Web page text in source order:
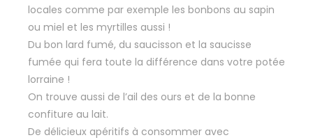
locales comme par exemple les bonbons au sapin
ou miel et les myrtilles aussi !
Du bon lard fumé, du saucisson et la saucisse
fumée qui fera toute la différence dans votre potée
lorraine !
On trouve aussi de l’ail des ours et de la bonne
confiture au lait.
De délicieux apéritifs à consommer avec